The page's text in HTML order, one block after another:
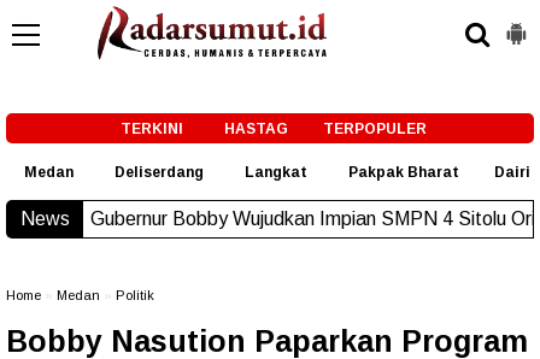
TERKINI HASTAG TERPOPULER
Medan Deliserdang Langkat Pakpak Bharat Dairi
News
Bobby Wujudkan Impian SMPN 4 Sitolu Ori Miliki Gedung
Home Medan Politik
Bobby Nasution Paparkan Program